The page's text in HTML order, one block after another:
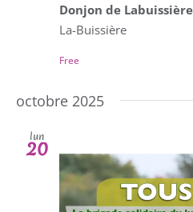
Donjon de Labuissière
La-Buissière
Free
octobre 2025
lun
20